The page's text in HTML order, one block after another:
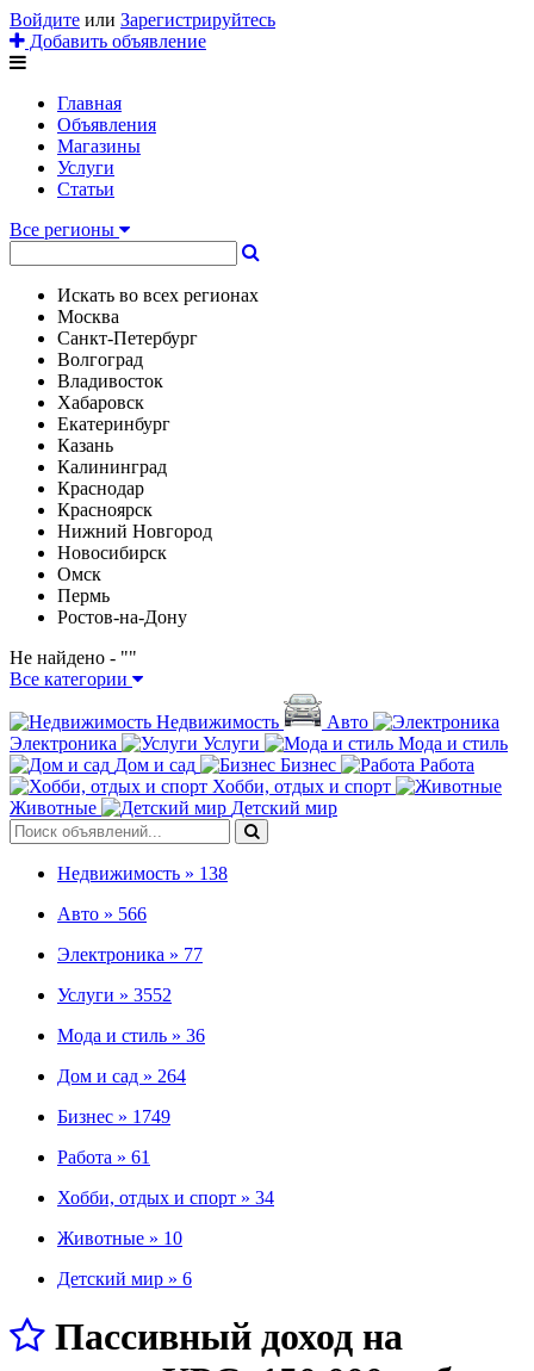
Войдите или Зарегистрируйтесь
Добавить объявление
Главная
Объявления
Магазины
Услуги
Статьи
Все регионы
Искать во всех регионах
Москва
Санкт-Петербург
Волгоград
Владивосток
Хабаровск
Екатеринбург
Казань
Калининград
Краснодар
Красноярск
Нижний Новгород
Новосибирск
Омск
Пермь
Ростов-на-Дону
Не найдено - ""
Все категории
Недвижимость
Авто
Электроника
Услуги
Мода и стиль
Дом и сад
Бизнес
Работа
Хобби, отдых и спорт
Животные
Детский мир
Недвижимость » 138
Авто » 566
Электроника » 77
Услуги » 3552
Мода и стиль » 36
Дом и сад » 264
Бизнес » 1749
Работа » 61
Хобби, отдых и спорт » 34
Животные » 10
Детский мир » 6
Пассивный доход на